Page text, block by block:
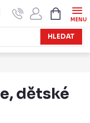
HLEDAT
KOŠÍK
dětské